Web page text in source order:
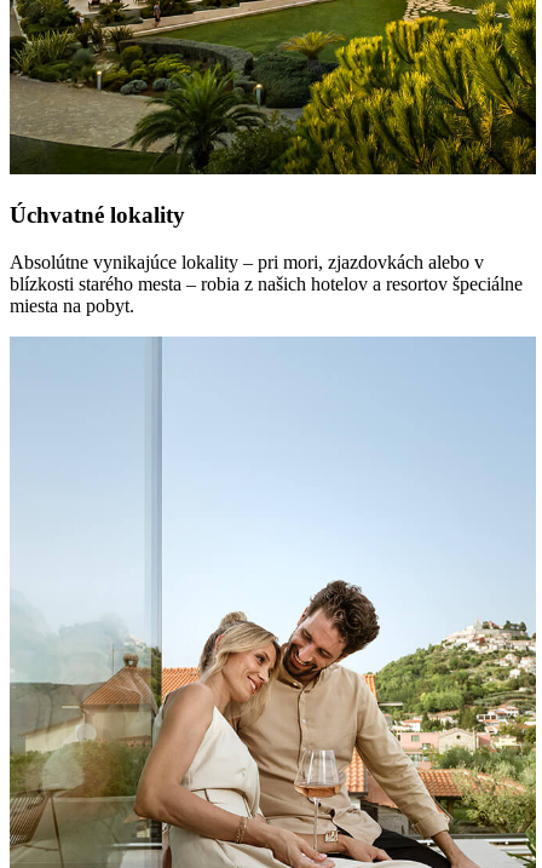
Úchvatné lokality
Absolútne vynikajúce lokality – pri mori, zjazdovkách alebo v
blízkosti starého mesta – robia z našich hotelov a resortov špeciálne
miesta na pobyt.